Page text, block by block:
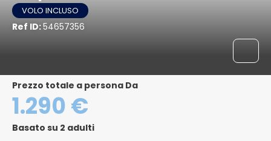
VOLO INCLUSO
Ref ID:54657356
Prezzo totale a persona Da
1.290 €
Basato su 2 adulti